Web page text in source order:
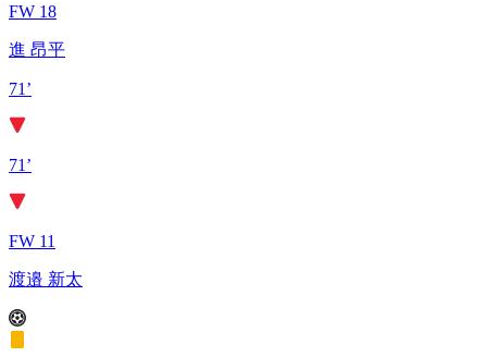
FW 18
進 昂平
71’
71’
FW 11
渡邉 新太